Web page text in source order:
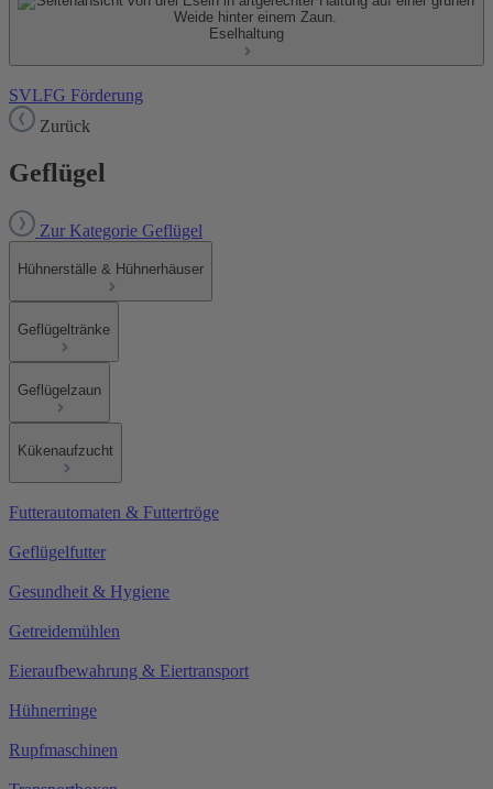
Eselhaltung
SVLFG Förderung
Zurück
Geflügel
Zur Kategorie Geflügel
Hühnerställe & Hühnerhäuser
Geflügeltränke
Geflügelzaun
Kükenaufzucht
Futterautomaten & Futtertröge
Geflügelfutter
Gesundheit & Hygiene
Getreidemühlen
Eieraufbewahrung & Eiertransport
Hühnerringe
Rupfmaschinen